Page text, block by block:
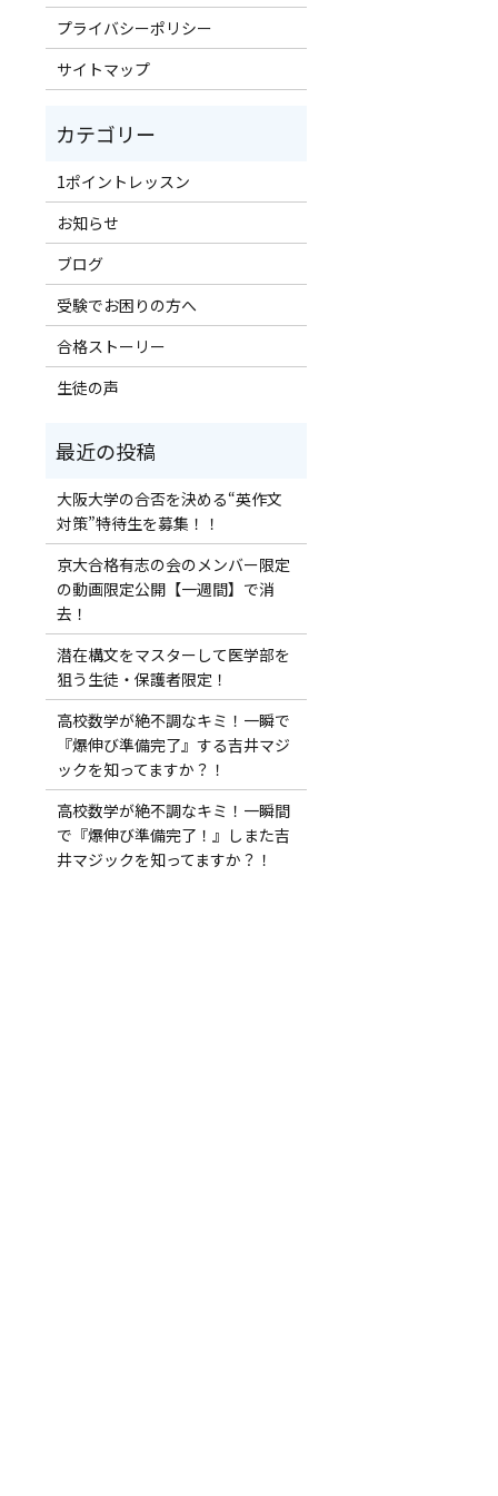
プライバシーポリシー
サイトマップ
1ポイントレッスン
お知らせ
ブログ
受験でお困りの方へ
合格ストーリー
生徒の声
大阪大学の合否を決める“英作文
対策”特待生を募集！！
京大合格有志の会のメンバー限定
の動画限定公開【一週間】で消
去！
潜在構文をマスターして医学部を
狙う生徒・保護者限定！
高校数学が絶不調なキミ！一瞬で
『爆伸び準備完了』する吉井マジ
ックを知ってますか？！
高校数学が絶不調なキミ！一瞬間
で『爆伸び準備完了！』しまた吉
井マジックを知ってますか？！